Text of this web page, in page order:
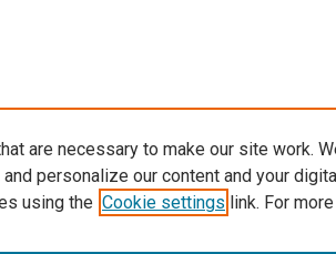
are necessary to make our site work.
personalize our content and your
using the Cookie settings link. For